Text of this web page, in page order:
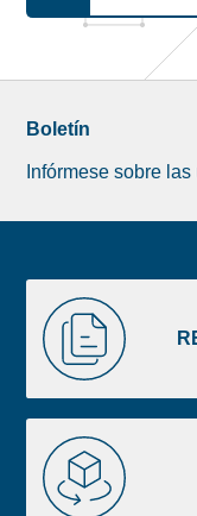
Boletín
Infórmese sobre
image
footer
RECURSOS
DE
DOCUMENTACIÓN
CAD
3D
2D